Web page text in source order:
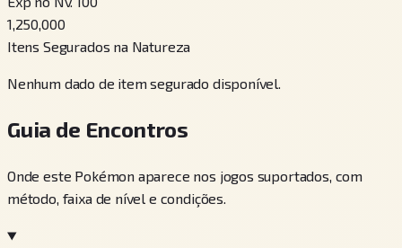
1,250,000
Itens Segurados na Natureza
Nenhum dado de item segurado disponível.
Guia de Encontros
Onde este Pokémon aparece nos jogos suportados, com
método, faixa de nível e condições.